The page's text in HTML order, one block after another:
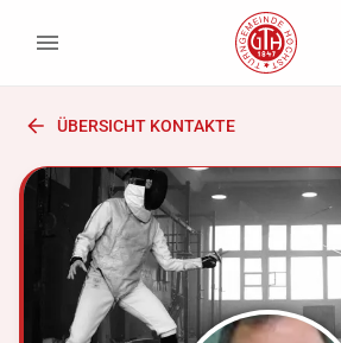
ÜBERSICHT KONTAKTE